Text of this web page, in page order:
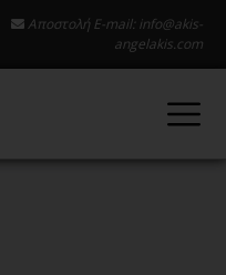
Αποστολή E-mail: info@akis-
angelakis.com